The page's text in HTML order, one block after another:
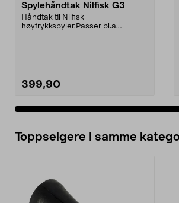
Spylehåndtak Nilfisk G3
Håndtak til Nilfisk
høytrykkspyler.Passer bl.a.
399,90
Toppselgere i samme